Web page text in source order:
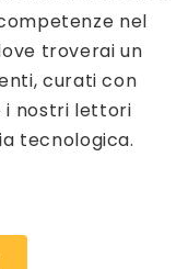
nel
troverai un
curati con
i nostri lettori
tecnologica.